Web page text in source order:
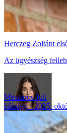
Herczeg Zoltánt
Az ügyészség
Mészáros Juli
bűnügy
2025.